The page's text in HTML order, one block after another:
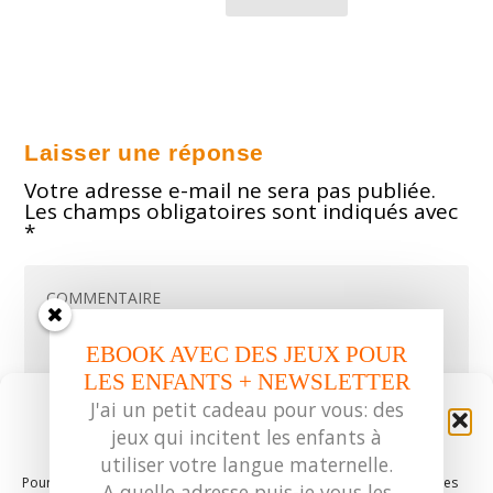
Gérer le consentement aux
cookies
Pour offrir les meilleures expériences, nous utilisons des technologies
Laisser une réponse
Votre adresse e-mail ne sera pas publiée.
Les champs obligatoires sont indiqués avec
*
EBOOK AVEC DES JEUX POUR
LES ENFANTS + NEWSLETTER
J'ai un petit cadeau pour vous: des
jeux qui incitent les enfants à
utiliser votre langue maternelle.